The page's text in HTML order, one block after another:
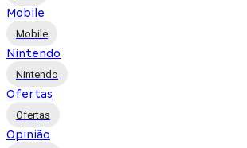
Mobile
Mobile
Nintendo
Nintendo
Ofertas
Ofertas
Opinião